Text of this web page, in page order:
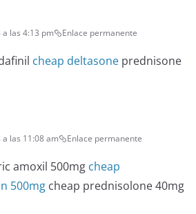
las 4:13 pm Enlace permanente
cheap deltasone prednisone
las 11:08 am Enlace permanente
amoxil 500mg cheap
500mg cheap prednisolone 40mg